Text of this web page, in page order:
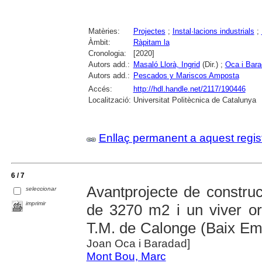
Matèries: Projectes ; Instal·lacions industrials ;
Àmbit:
Ràpitam la
Cronologia:
[2020]
Autors add.: Masaló Llorà, Ingrid (Dir.) ; Oca i
Autors add.: Pescados y Mariscos Amposta
Accés:
http://hdl.handle.net/2117/190446
Localització: Universitat Politècnica de Catalunya
Enllaç permanent a aquest
6 / 7
seleccionar
imprimir
Avantprojecte de
de 3270 m2 i un viver
T.M. de Calonge (Baix
Joan Oca i Baradad]
Mont Bou, Marc